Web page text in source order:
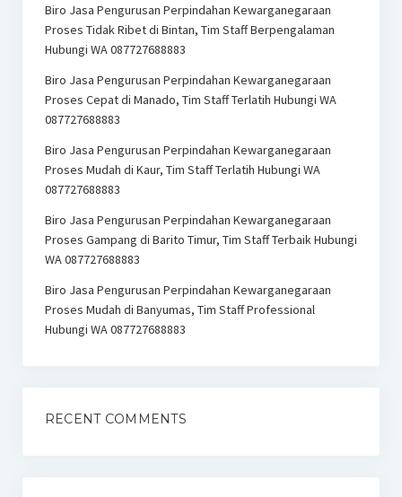
Biro Jasa Pengurusan Perpindahan Kewarganegaraan
Proses Tidak Ribet di Bintan, Tim Staff Berpengalaman
Hubungi WA 087727688883
Biro Jasa Pengurusan Perpindahan Kewarganegaraan
Proses Cepat di Manado, Tim Staff Terlatih Hubungi WA
087727688883
Biro Jasa Pengurusan Perpindahan Kewarganegaraan
Proses Mudah di Kaur, Tim Staff Terlatih Hubungi WA
087727688883
Biro Jasa Pengurusan Perpindahan Kewarganegaraan
Proses Gampang di Barito Timur, Tim Staff Terbaik Hubungi
WA 087727688883
Biro Jasa Pengurusan Perpindahan Kewarganegaraan
Proses Mudah di Banyumas, Tim Staff Professional
Hubungi WA 087727688883
RECENT COMMENTS